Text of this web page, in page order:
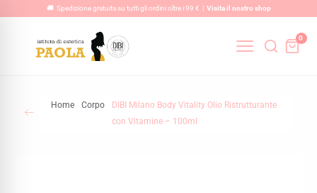
contenuto
🚚 Spedizione gratuita su tutti gli ordini oltre i 99 € | Visita il nostro shop
0
Home Corpo
DIBI Milano Body Vitality Olio Ristrutturante
con Vitamine – 100ml